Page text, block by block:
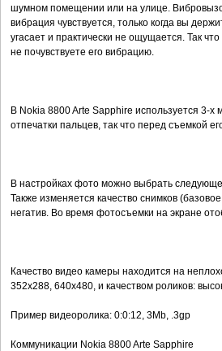
шумном помещении или на улице.
вибрация чувствуется, только когда вы
угасает и практически не ощущается. Так
не почувствуете его вибрацию.
В Nokia 8800 Arte Sapphire используется 3-
отпечатки пальцев, так что перед съемкой
В настройках фото можно выбрать
Также изменяется качество снимков
негатив. Во время фотосъемки на экране
Качество видео камеры находится на
352x288, 640x480, и качеством роликов:
Пример видеоролика: 0:0:12, 3Mb, .3gp
Коммуникации Nokia 8800 Arte Sapphire